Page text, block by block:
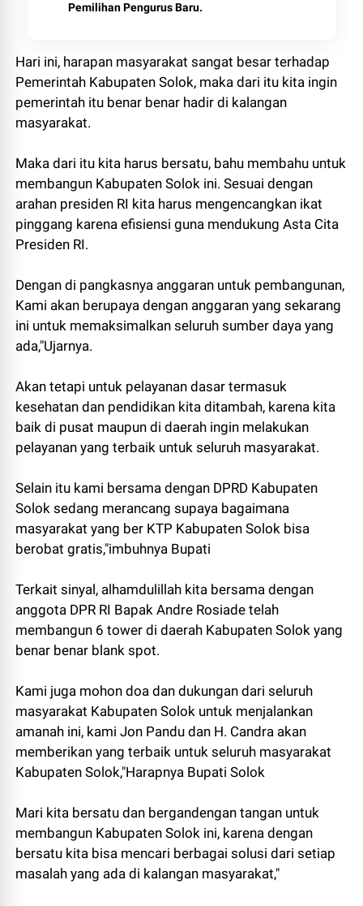
Pemilihan Pengurus Baru.
Hari ini, harapan masyarakat sangat besar terhadap
Pemerintah Kabupaten Solok, maka dari itu kita ingin
pemerintah itu benar benar hadir di kalangan
masyarakat.
Maka dari itu kita harus bersatu, bahu membahu untuk
membangun Kabupaten Solok ini. Sesuai dengan
arahan presiden RI kita harus mengencangkan ikat
pinggang karena efisiensi guna mendukung Asta Cita
Presiden RI.
Dengan di pangkasnya anggaran untuk pembangunan,
Kami akan berupaya dengan anggaran yang sekarang
ini untuk memaksimalkan seluruh sumber daya yang
ada,"Ujarnya.
Akan tetapi untuk pelayanan dasar termasuk
kesehatan dan pendidikan kita ditambah, karena kita
baik di pusat maupun di daerah ingin melakukan
pelayanan yang terbaik untuk seluruh masyarakat.
Selain itu kami bersama dengan DPRD Kabupaten
Solok sedang merancang supaya bagaimana
masyarakat yang ber KTP Kabupaten Solok bisa
berobat gratis,"imbuhnya Bupati
Terkait sinyal, alhamdulillah kita bersama dengan
anggota DPR RI Bapak Andre Rosiade telah
membangun 6 tower di daerah Kabupaten Solok yang
benar benar blank spot.
Kami juga mohon doa dan dukungan dari seluruh
masyarakat Kabupaten Solok untuk menjalankan
amanah ini, kami Jon Pandu dan H. Candra akan
memberikan yang terbaik untuk seluruh masyarakat
Kabupaten Solok,"Harapnya Bupati Solok
Mari kita bersatu dan bergandengan tangan untuk
membangun Kabupaten Solok ini, karena dengan
bersatu kita bisa mencari berbagai solusi dari setiap
masalah yang ada di kalangan masyarakat,"